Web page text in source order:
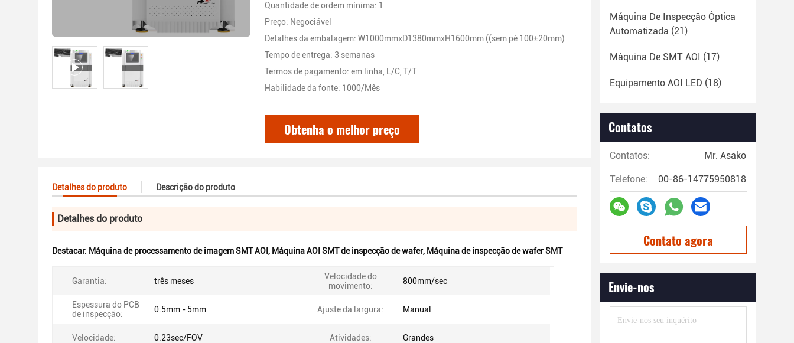
Quantidade de ordem mínima: 1
Preço: Negociável
Detalhes da embalagem: W1000mmxD1380mmxH1600mm ((sem pé 100±20mm)
Tempo de entrega: 3 semanas
Termos de pagamento: em linha, L/C, T/T
Habilidade da fonte: 1000/Mês
Obtenha o melhor preço
Detalhes do produto Descrição do produto
Detalhes do produto
Destacar: Máquina de processamento de imagem SMT AOI , Máquina AOI SMT de inspecção de wafer, Máquina de inspecção de wafer SMT
Garantia: três meses
Velocidade do
movimento:
800mm/sec
Espessura do PCB
de inspecção:
0.5mm - 5mm Ajuste da largura: Manual
Velocidade: 0.23sec/FOV Atividades: Grandes
Máquina De Inspecção Óptica
Automatizada (21)
Máquina De SMT AOI (17)
Equipamento AOI LED (18)
Contatos
Contatos: Mr. Asako
Telefone: 00-86-14775950818
Contato agora
Envie-nos